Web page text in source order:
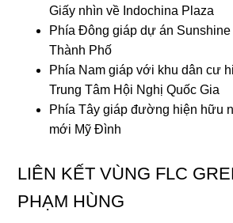
Giấy nhìn về Indochina Plaza
Phía Đông giáp dự án
Thành Phố
Phía Nam giáp với khu dân cư
Trung Tâm Hội Nghị Quốc Gia
Phía Tây giáp đường hiện hữu
mới Mỹ Đình
LIÊN KẾT VÙNG FLC
PHẠM HÙNG